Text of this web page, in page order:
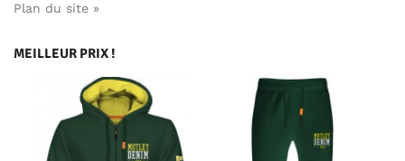
Plan du site »
MEILLEUR PRIX !